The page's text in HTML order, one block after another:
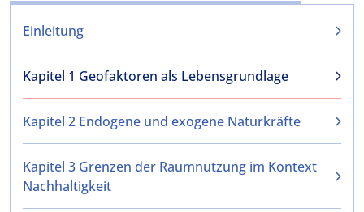
Einleitung
Kapitel 1 Geofaktoren als Lebensgrundlage
Kapitel 2 Endogene und exogene Naturkräfte
Kapitel 3 Grenzen der Raumnutzung im Kontext
Nachhaltigkeit